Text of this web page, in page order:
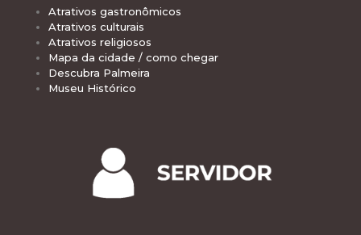
Atrativos gastronômicos
Atrativos culturais
Atrativos religiosos
Mapa da cidade / como chegar
Descubra Palmeira
Museu Histórico